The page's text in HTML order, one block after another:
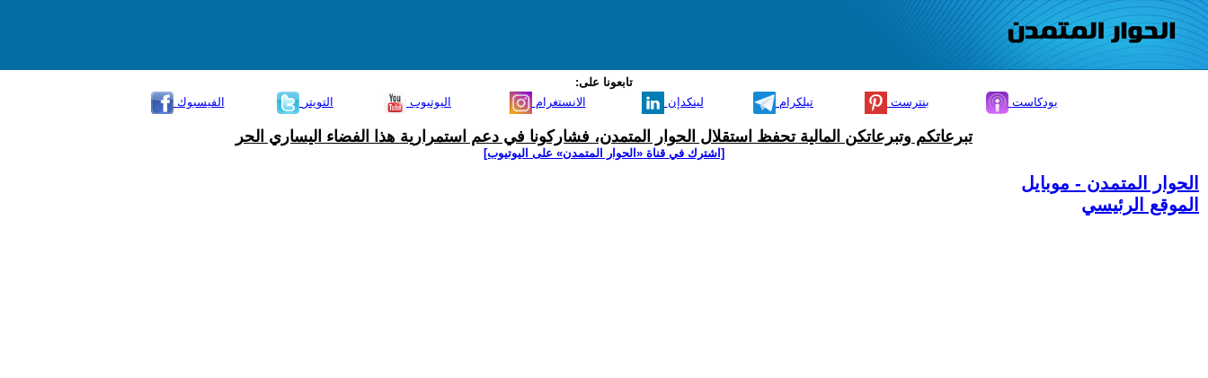
تابعونا على:
الفيسبوك
التويتر اليوتيوب الانستغرام لينكدإن تيلكرام بنترست بودكاست
تبرعاتكم وتبرعاتكن المالية تحفظ استقلال الحوار المتمدن، فشاركونا في دعم استمرارية هذا الفضاء اليساري الحر
[اشترك في قناة ‫«الحوار المتمدن» على اليوتيوب]
الحوار المتمدن - موبايل
الموقع الرئيسي